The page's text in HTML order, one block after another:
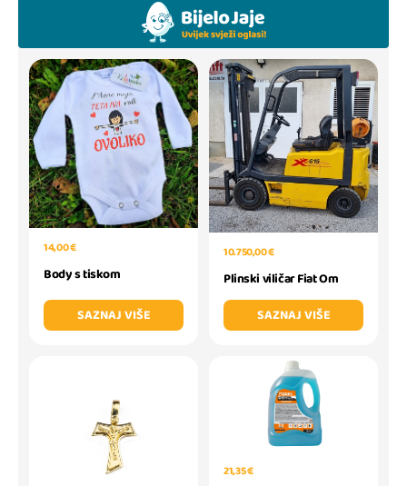
14,00 €
Body s tiskom
SAZNAJ VIŠE
10.750,00 €
Plinski viličar Fiat Om
SAZNAJ VIŠE
21,35 €